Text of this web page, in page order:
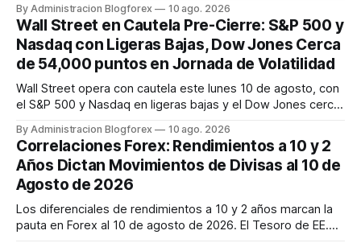
petróleo Brent a $84.45 y WTI a $78.18. El oro mantiene su
impulso alcista, alcanzando los $4,349.81 por onza. Wall
Street ce...
By Administracion Blogforex 10 ago. 2026
Wall Street en Cautela Pre-Cierre: S&P 500 y
Nasdaq con Ligeras Bajas, Dow Jones Cerca
de 54,000 puntos en Jornada de Volatilidad
Wall Street opera con cautela este lunes 10 de agosto, con
el S&P 500 y Nasdaq en ligeras bajas y el Dow Jones cerca
volatilidad, la preocupación por los riesgos geopolíticos en
Oriente Medio que elevan el precio del petróleo, y la
expectativ...
By Administracion Blogforex 10 ago. 2026
Correlaciones Forex: Rendimientos a 10 y 2
Años Dictan Movimientos de Divisas al 10 de
Agosto de 2026
Los diferenciales de rendimientos a 10 y 2 años marcan la
pauta en Forex al 10 de agosto de 2026. El Tesoro de EE.